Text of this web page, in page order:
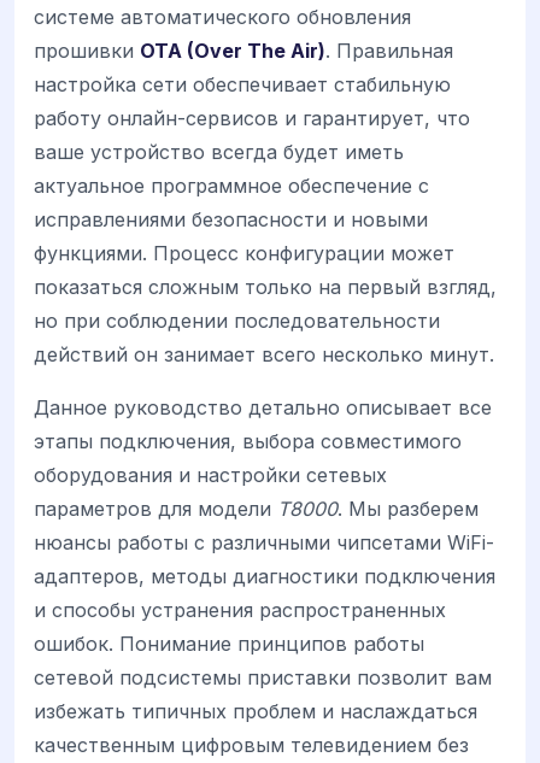
системе автоматического обновления
прошивки OTA (Over The Air). Правильная
настройка сети обеспечивает стабильную
работу онлайн-сервисов и гарантирует, что
ваше устройство всегда будет иметь
актуальное программное обеспечение с
исправлениями безопасности и новыми
функциями. Процесс конфигурации может
показаться сложным только на первый взгляд,
но при соблюдении последовательности
действий он занимает всего несколько минут.
Данное руководство детально описывает все
этапы подключения, выбора совместимого
оборудования и настройки сетевых
параметров для модели T8000. Мы разберем
нюансы работы с различными чипсетами WiFi-
адаптеров, методы диагностики подключения
и способы устранения распространенных
ошибок. Понимание принципов работы
сетевой подсистемы приставки позволит вам
избежать типичных проблем и наслаждаться
качественным цифровым телевидением без